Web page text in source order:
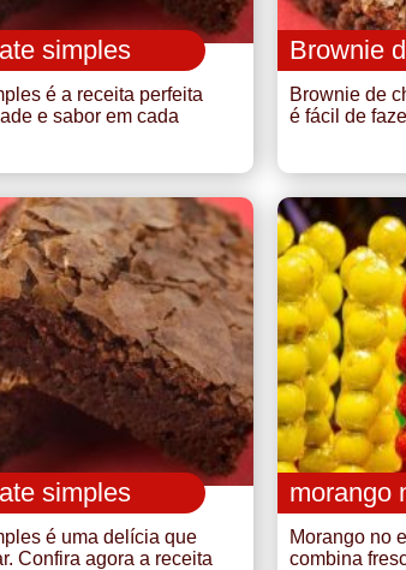
simples
é a receita perfeita
e sabor em cada
Brownie
Brownie de
é fácil de
simples
é uma delícia que
Confira agora a receita
morango
Morango no
combina